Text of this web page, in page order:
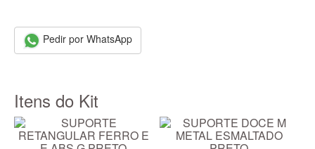
Pedir por WhatsApp
Itens do Kit